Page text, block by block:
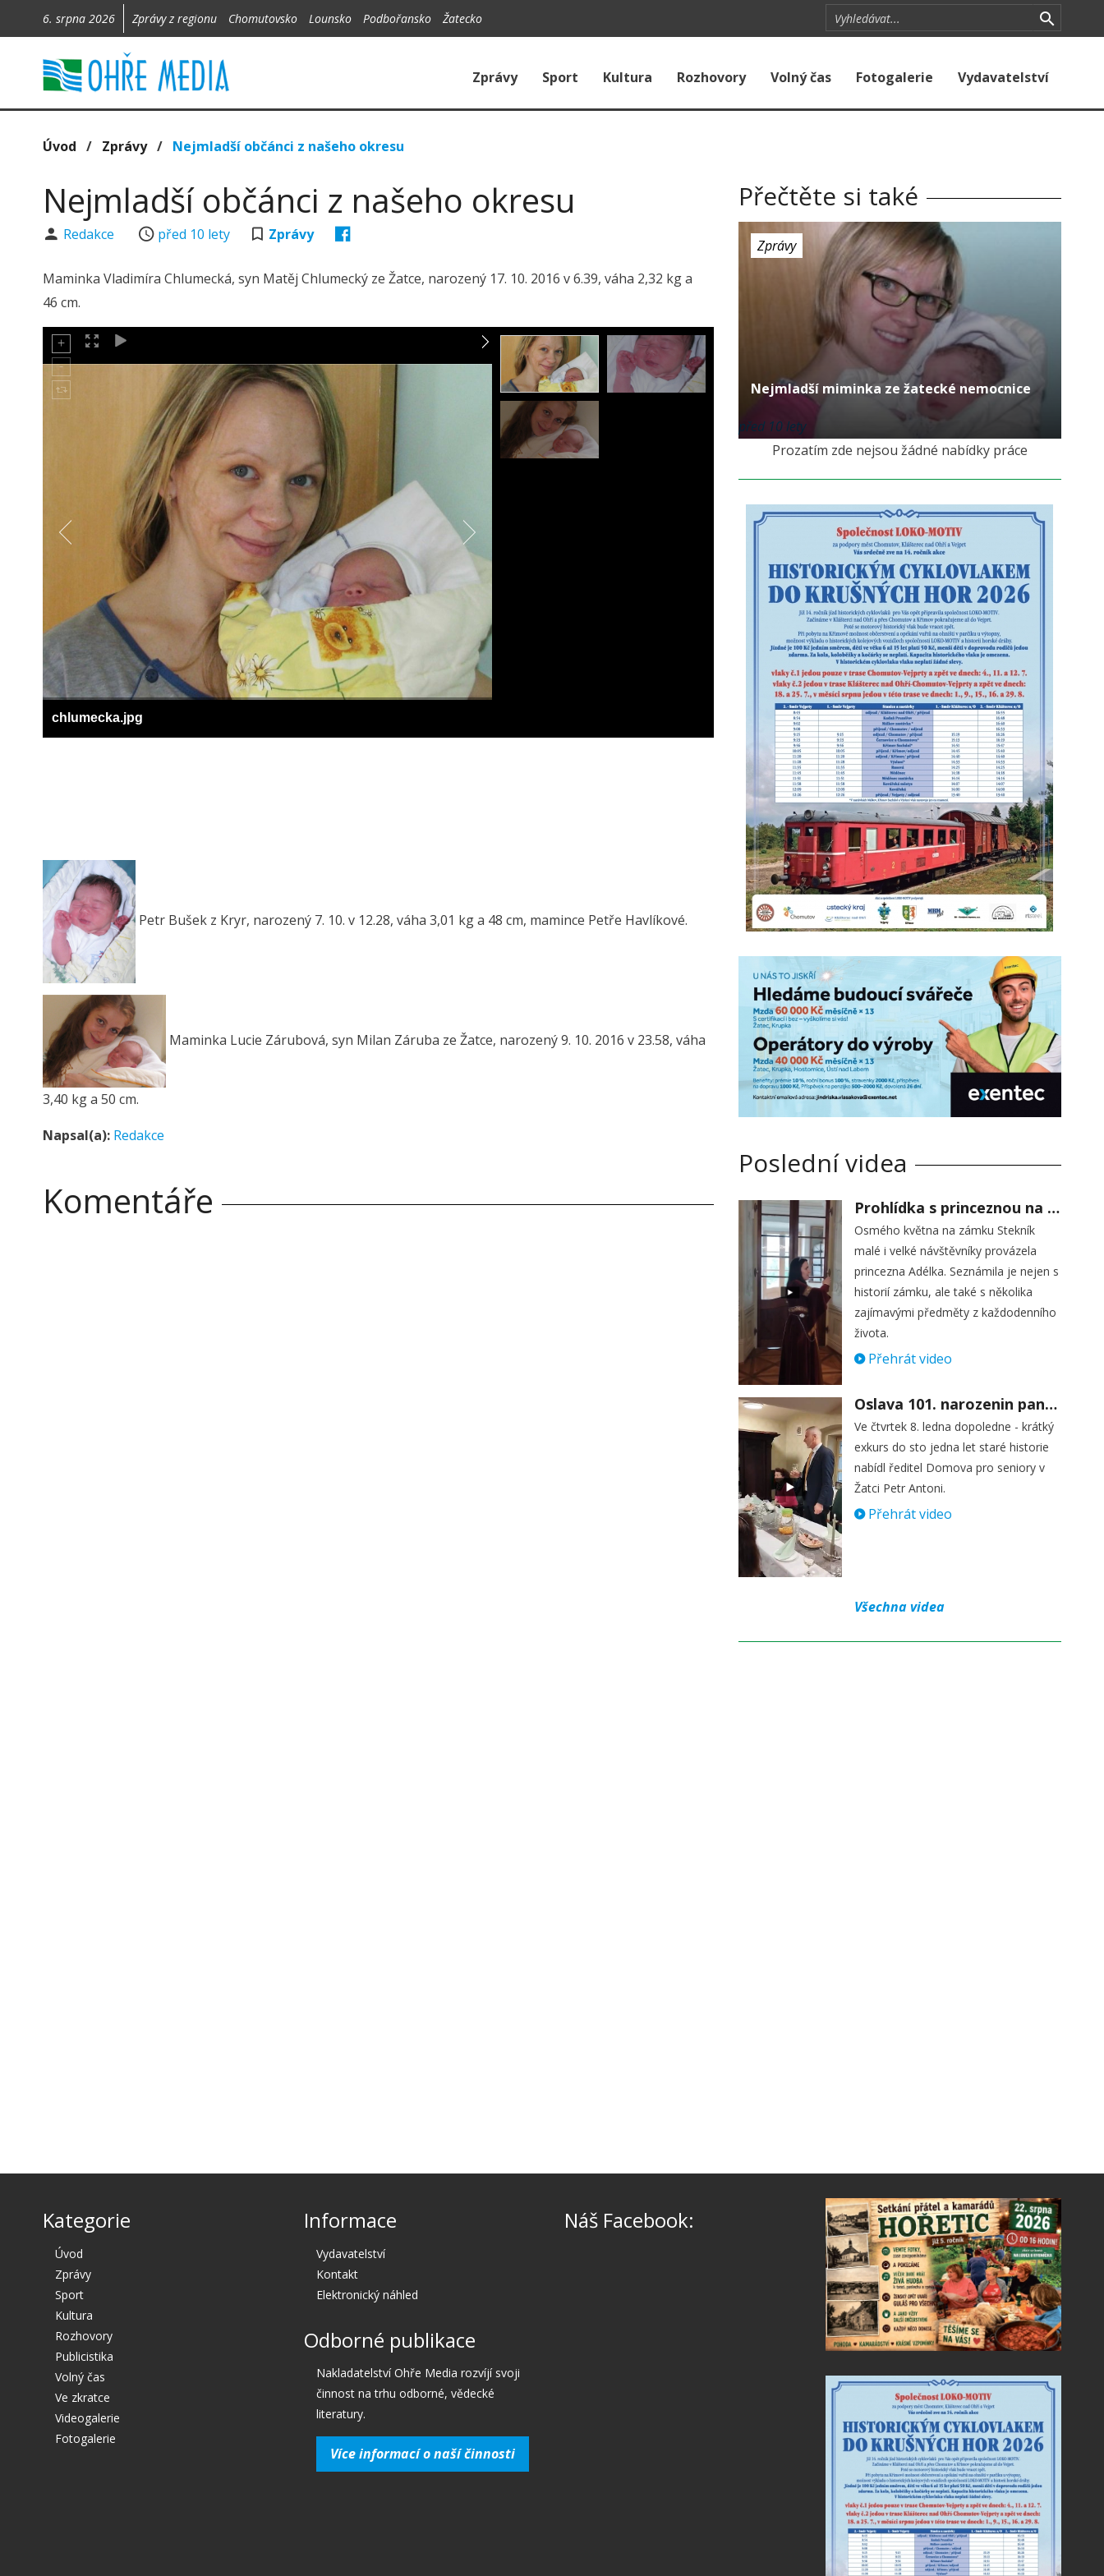
6. srpna 2026 Zprávy z regionu Chomutovsko Lounsko Podbořansko Žatecko
Zprávy Sport Kultura Rozhovory Volný čas Fotogalerie Vydavatelství
Úvod / Zprávy/ Nejmladší občánci z našeho okresu
Nejmladší občánci z našeho okresu
Redakce před 10 lety Zprávy
Maminka Vladimíra Chlumecká, syn Matěj Chlumecký ze Žatce, narozený 17. 10. 2016 v 6.39, váha 2,32 kg a
46 cm.
chlumecka.jpg
Petr Bušek z Kryr, narozený 7. 10. v 12.28, váha 3,01 kg a 48 cm, mamince Petře Havlíkové.
Maminka Lucie Zárubová, syn Milan Záruba ze Žatce, narozený 9. 10. 2016 v 23.58, váha
3,40 kg a 50 cm.
Napsal(a): Redakce
Komentáře
Přečtěte si také
Zprávy
Nejmladší miminka ze žatecké nemocnice
před 10 lety
Prozatím zde nejsou žádné nabídky práce
Poslední videa
Prohlídka s princeznou na zámku Stekník
Osmého května na zámku Stekník
malé i velké návštěvníky provázela
princezna Adélka. Seznámila je nejen s
historií zámku, ale také s několika
zajímavými předměty z každodenního
života.
Přehrát video
Oslava 101. narozenin paní Věry Skořepové
Ve čtvrtek 8. ledna dopoledne - krátký
exkurs do sto jedna let staré historie
nabídl ředitel Domova pro seniory v
Žatci Petr Antoni.
Přehrát video
Všechna videa
Kategorie
Úvod
Zprávy
Sport
Kultura
Rozhovory
Publicistika
Volný čas
Ve zkratce
Videogalerie
Fotogalerie
Informace
Vydavatelství
Kontakt
Elektronický náhled
Odborné publikace
Nakladatelství Ohře Media rozvíjí svoji
činnost na trhu odborné, vědecké
literatury.
Více informací o naší činnosti
Náš Facebook: